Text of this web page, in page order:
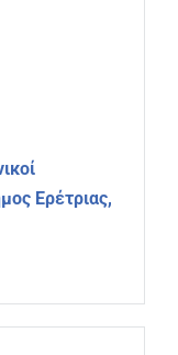
Ερέτριας,